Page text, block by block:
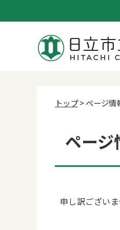
トップ> ページ情
ページ
申し訳ござい